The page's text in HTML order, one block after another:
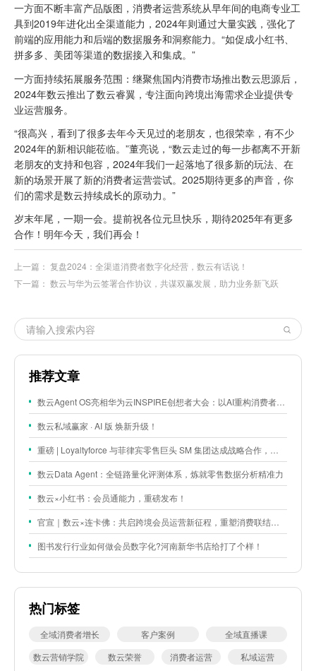
一方面不断丰富产品版图，消费者运营系统从早年间的电商专业工
具到2019年进化出全渠道能力，2024年则通过大量实践，强化了
前端的应用能力和后端的数据服务和洞察能力。“如促成小红书、
拼多多、美团等渠道的数据接入和集成。”
一方面持续拓展服务范围：继聚焦国内消费市场推出数云思源后，
2024年数云推出了数云睿翼，专注面向跨境出海需求企业提供专
业运营服务。
“很高兴，看到了很多去年今天见过的老朋友，也很荣幸，有不少
2024年的新相识能莅临。”董亮说，“数云走过的每一步都离不开新
老朋友的支持和包容，2024年我们一起落地了很多新的玩法、在
新的场景开展了新的消费者运营尝试。2025期待更多的声音，你
们的需求是数云持续成长的原动力。”
岁末年尾，一期一会。提前祝各位元旦快乐，期待2025年有更多
合作！明年今天，我们再会！
上一篇： 复盘2024：全渠道消费者数字化经营，数云有话说！
下一篇： 数云与华为云签署合作协议，共谋双赢发展，助力业务新飞跃
推荐文章
数云Agent OS亮相华为云INSPIRE创想者大会：以AI重构消费者运营与零售营销新范式
数云私域赢家 · AI 版 焕新升级！
重磅 | Loyaltyforce 与菲律宾零售巨头 SM 集团达成战略合作，携手开启 SMAC 会员数智化运营新征程
数云Data Agent：全链路量化评测体系，炼就零售数据分析精准力
数云×小红书：会员通能力，重磅发布！
官宣｜数云×连卡佛：共启跨境会员运营新征程，重塑消费联结新体验
图书发行行业如何做会员数字化?河南新华书店给打了个样！
热门标签
全域消费者增长 客户案例
全域直播课
数云营销学院
数云荣誉 消费者运营
私域运营